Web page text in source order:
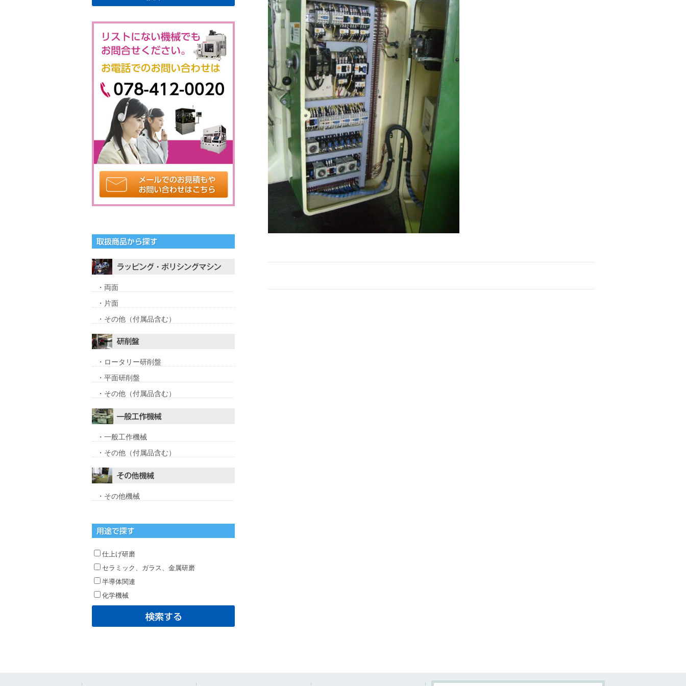
・両面
・片面
・その他（付属品含む）
・ロータリー研削盤
・平面研削盤
・その他（付属品含む）
・一般工作機械
・その他（付属品含む）
・その他機械
仕上げ研磨
セラミック、ガラス、金属研磨
半導体関連
化学機械